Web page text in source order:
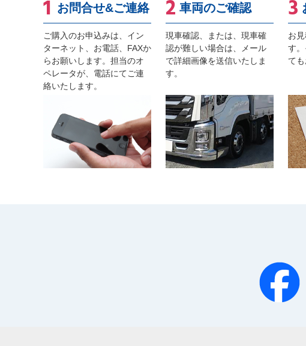
お問合せ&ご連絡
ご購入のお申込みは、イン
ターネット、お電話、FAXか
らお願いします。担当のオ
ペレータが、電話にてご連
絡いたします。
車両のご確認
現車確認、または、現車確
認が難しい場合は、メール
で詳細画像を送信いたしま
す。
お
す
て